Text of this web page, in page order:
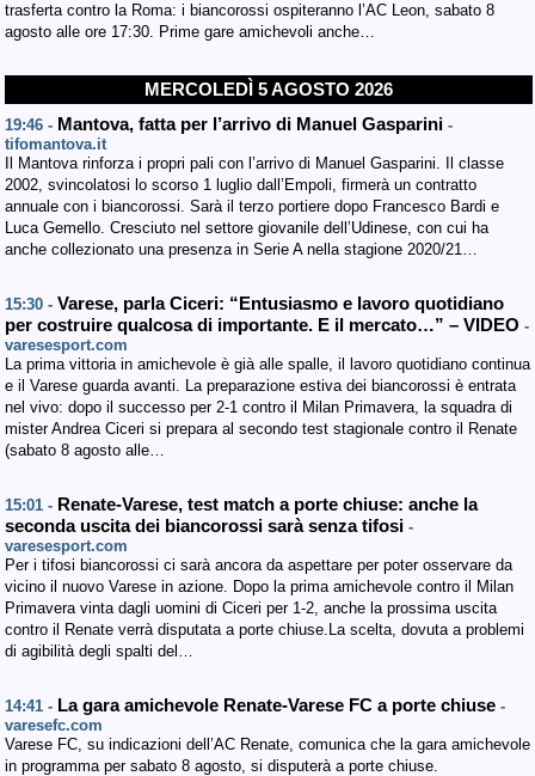
trasferta contro la Roma: i biancorossi ospiteranno l’AC Leon, sabato 8
agosto alle ore 17:30. Prime gare amichevoli anche…
MERCOLEDÌ 5 AGOSTO 2026
19:46 - Mantova, fatta per l’arrivo di Manuel Gasparini -
tifomantova.it
Il Mantova rinforza i propri pali con l’arrivo di Manuel Gasparini. Il classe
2002, svincolatosi lo scorso 1 luglio dall’Empoli, firmerà un contratto
annuale con i biancorossi. Sarà il terzo portiere dopo Francesco Bardi e
Luca Gemello. Cresciuto nel settore giovanile dell’Udinese, con cui ha
anche collezionato una presenza in Serie A nella stagione 2020/21…
15:30 - Varese, parla Ciceri: “Entusiasmo e lavoro quotidiano
per costruire qualcosa di importante. E il mercato…” – VIDEO -
varesesport.com
La prima vittoria in amichevole è già alle spalle, il lavoro quotidiano continua
e il Varese guarda avanti. La preparazione estiva dei biancorossi è entrata
nel vivo: dopo il successo per 2-1 contro il Milan Primavera, la squadra di
mister Andrea Ciceri si prepara al secondo test stagionale contro il Renate
(sabato 8 agosto alle…
15:01 - Renate-Varese, test match a porte chiuse: anche la
seconda uscita dei biancorossi sarà senza tifosi -
varesesport.com
Per i tifosi biancorossi ci sarà ancora da aspettare per poter osservare da
vicino il nuovo Varese in azione. Dopo la prima amichevole contro il Milan
Primavera vinta dagli uomini di Ciceri per 1-2, anche la prossima uscita
contro il Renate verrà disputata a porte chiuse.La scelta, dovuta a problemi
di agibilità degli spalti del…
14:41 - La gara amichevole Renate-Varese FC a porte chiuse -
varesefc.com
Varese FC, su indicazioni dell’AC Renate, comunica che la gara amichevole
in programma per sabato 8 agosto, si disputerà a porte chiuse.